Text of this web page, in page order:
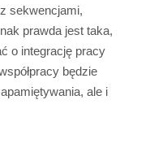
sekwencjami,
prawda jest taka,
o integrację pracy
będzie
ale i